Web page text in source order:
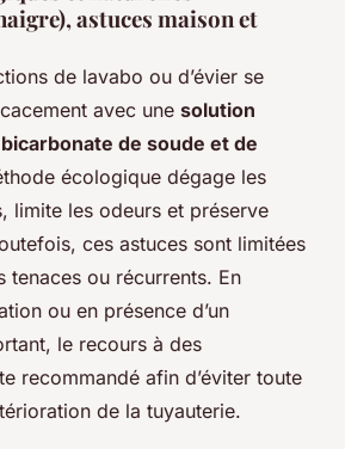
astuces maison et
de lavabo ou d’évier se
avec une solution
de soude et de
écologique dégage les
limite les odeurs et préserve
ces astuces sont limitées
tenaces ou récurrents. En
ou en présence d’un
le recours à des
recommandé afin d’éviter toute
de la tuyauterie.